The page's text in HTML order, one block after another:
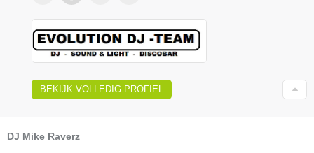
BEKIJK VOLLEDIG PROFIEL
DJ Mike Raverz